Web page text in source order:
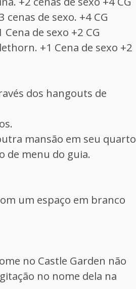
de sexo. +4 CG
de sexo +2 CG
+1 Cena de sexo +2
dos hangouts de
mansão em seu quarto
de menu do guia.
um espaço em branco
no Castle Garden não
no nome dela na